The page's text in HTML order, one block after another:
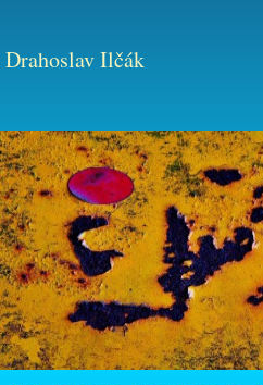
Drahoslav Ilčák